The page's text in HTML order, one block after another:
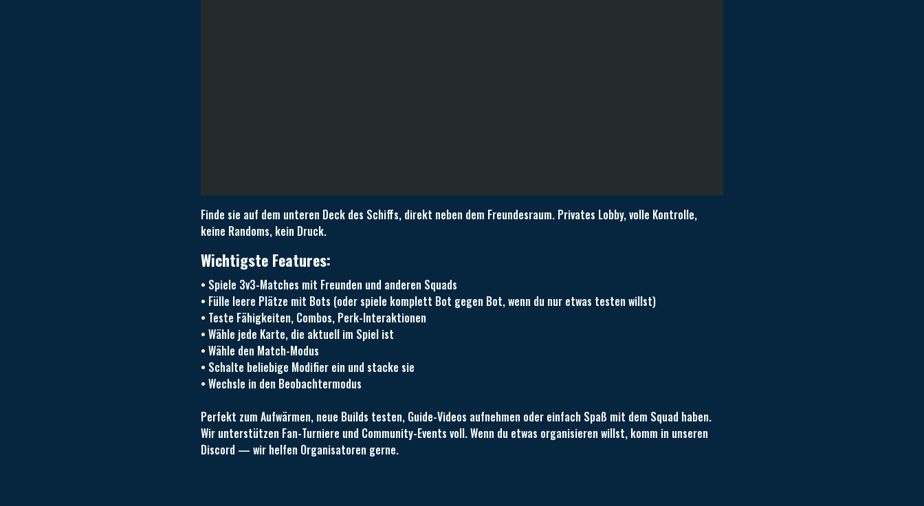
Finde sie auf dem unteren Deck des Schiffs, direkt neben dem Freundesraum. Privates Lobby, volle Kontrolle,
keine Randoms, kein Druck.
Wichtigste Features:
• Spiele 3v3-Matches mit Freunden und anderen Squads
• Fülle leere Plätze mit Bots (oder spiele komplett Bot gegen Bot, wenn du nur etwas testen willst)
• Teste Fähigkeiten, Combos, Perk-Interaktionen
• Wähle jede Karte, die aktuell im Spiel ist
• Wähle den Match-Modus
• Schalte beliebige Modifier ein und stacke sie
• Wechsle in den Beobachtermodus
Perfekt zum Aufwärmen, neue Builds testen, Guide-Videos aufnehmen oder einfach Spaß mit dem Squad haben.
Wir unterstützen Fan-Turniere und Community-Events voll. Wenn du etwas organisieren willst, komm in unseren
Discord — wir helfen Organisatoren gerne.